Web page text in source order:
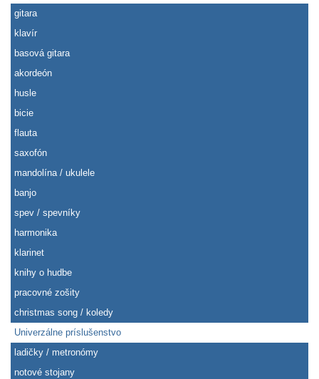
gitara
klavír
basová gitara
akordeón
husle
bicie
flauta
saxofón
mandolína / ukulele
banjo
spev / spevníky
harmonika
klarinet
knihy o hudbe
pracovné zošity
christmas song / koledy
Univerzálne príslušenstvo
ladičky / metronómy
notové stojany